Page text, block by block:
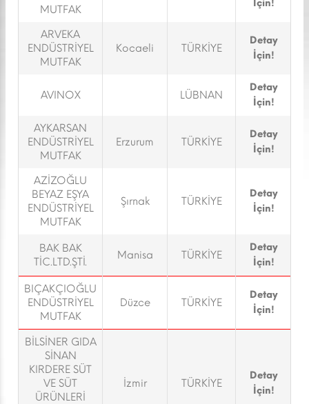
MUTFAK
İçin!
ARVEKA
ENDÜSTRİYEL
MUTFAK
Kocaeli TÜRKİYE
Detay
İçin!
AVINOX LÜBNAN
Detay
İçin!
AYKARSAN
ENDÜSTRİYEL
MUTFAK
Erzurum TÜRKİYE
Detay
İçin!
AZİZOĞLU
BEYAZ EŞYA
ENDÜSTRİYEL
MUTFAK
Şırnak TÜRKİYE
Detay
İçin!
BAK BAK
TİC.LTD.ŞTİ.
Manisa TÜRKİYE
Detay
İçin!
BIÇAKÇIOĞLU
ENDÜSTRİYEL
MUTFAK
Düzce TÜRKİYE
Detay
İçin!
BİLSİNER GIDA
SİNAN
KIRDERE SÜT
VE SÜT
ÜRÜNLERİ
İzmir TÜRKİYE
Detay
İçin!